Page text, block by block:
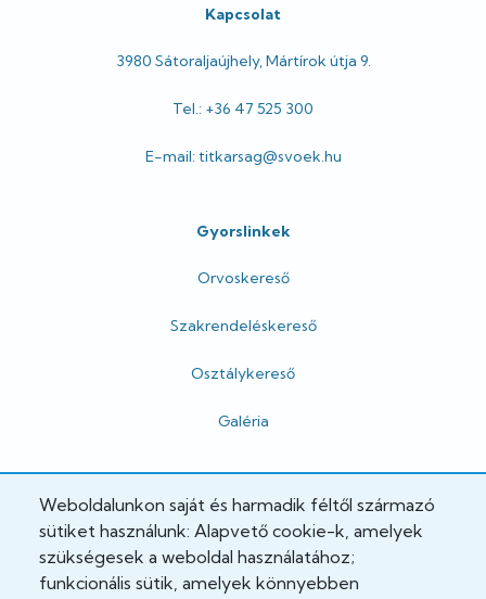
Kapcsolat
3980 Sátoraljaújhely, Mártírok útja 9.
Tel.: +36 47 525 300
E-mail: titkarsag@svoek.hu
Gyorslinkek
Orvoskereső
Szakrendeléskereső
Osztálykereső
Galéria
Hivatalos
Adatkezelési tájékoztató
Adatvédelmi tisztviselő
Weboldalunkon saját és harmadik féltől származó
sütiket használunk: Alapvető cookie-k, amelyek
szükségesek a weboldal használatához;
funkcionális sütik, amelyek könnyebben